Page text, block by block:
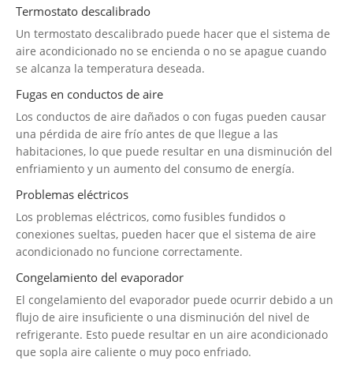
Termostato descalibrado
Un termostato descalibrado puede hacer que el sistema de
aire acondicionado no se encienda o no se apague cuando
se alcanza la temperatura deseada.
Fugas en conductos de aire
Los conductos de aire dañados o con fugas pueden causar
una pérdida de aire frío antes de que llegue a las
habitaciones, lo que puede resultar en una disminución del
enfriamiento y un aumento del consumo de energía.
Problemas eléctricos
Los problemas eléctricos, como fusibles fundidos o
conexiones sueltas, pueden hacer que el sistema de aire
acondicionado no funcione correctamente.
Congelamiento del evaporador
El congelamiento del evaporador puede ocurrir debido a un
flujo de aire insuficiente o una disminución del nivel de
refrigerante. Esto puede resultar en un aire acondicionado
que sopla aire caliente o muy poco enfriado.